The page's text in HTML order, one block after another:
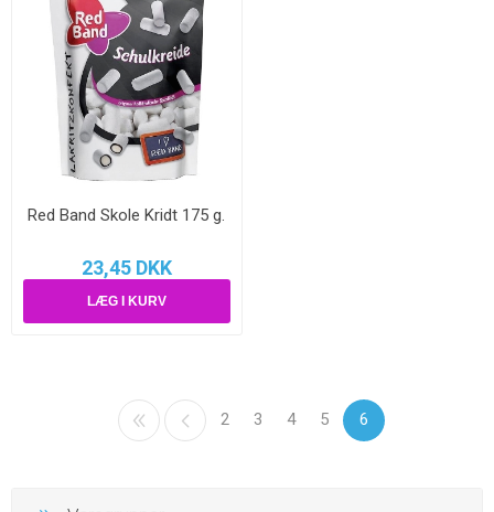
Red Band Skole Kridt 175 g.
23,45 DKK
2 3 4 5 6